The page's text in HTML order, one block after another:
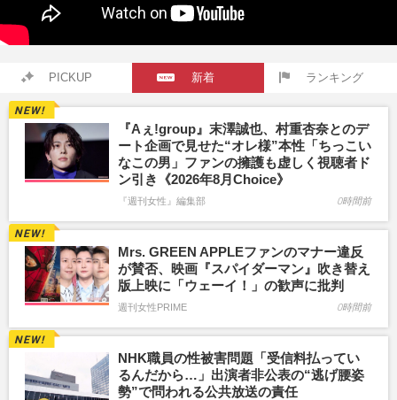
PICKUP 新着 ランキング
『Aぇ!group』末澤誠也、村重杏奈とのデ
ート企画で見せた“オレ様”本性「ちっこい
なこの男」ファンの擁護も虚しく視聴者ド
ン引き《2026年8月Choice》
『週刊女性』編集部 0時間前
Mrs. GREEN APPLEファンのマナー違反
が賛否、映画『スパイダーマン』吹き替え
版上映に「ウェーイ！」の歓声に批判
週刊女性PRIME 0時間前
NHK職員の性被害問題「受信料払ってい
るんだから…」出演者非公表の“逃げ腰姿
勢”で問われる公共放送の責任